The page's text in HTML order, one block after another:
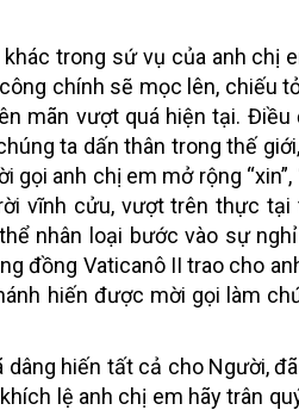
trong sứ vụ của anh chị
chính sẽ mọc lên, chiếu
mãn vượt quá hiện tại.
ta dấn thân trong thế
anh chị em mở rộng “xin”,
vĩnh cửu, vượt trên thực tại
nhân loại bước vào sự
đồng Vaticanô II trao cho
hiến được mời gọi làm
hiến tất cả cho Người,
lệ anh chị em hãy trân